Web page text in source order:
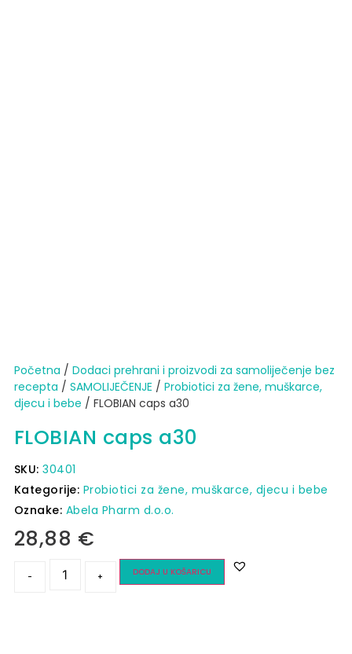
Početna / Dodaci prehrani i proizvodi za samoliječenje bez
recepta / SAMOLIJEČENJE / Probiotici za žene, muškarce,
djecu i bebe / FLOBIAN caps a30
FLOBIAN caps a30
SKU:30401
Kategorije: Probiotici za žene, muškarce, djecu i bebe
Oznake: Abela Pharm d.o.o.
28,88 €
- + DODAJ U KOŠARICU